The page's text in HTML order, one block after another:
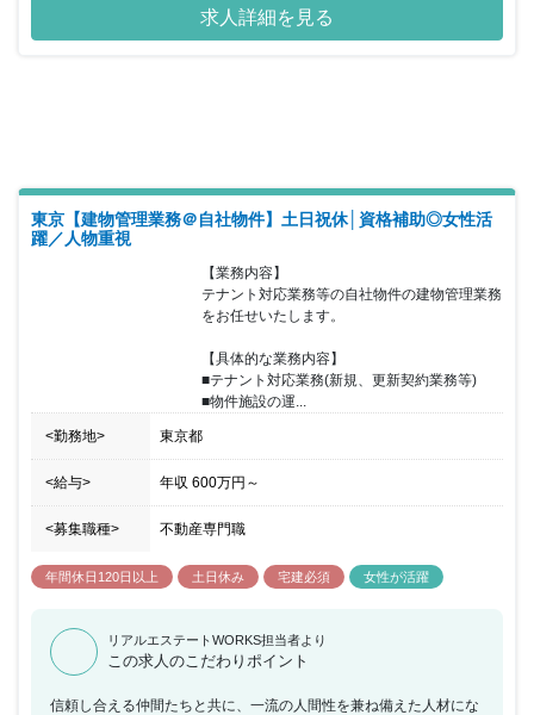
ものではなく、幅広い社内外の関係各所との連携・チームワークと
供に、資金を預かることに対する誠実さ、責任感が求められます。
方には魅力的な職場です。
求人詳細を見る
東京【建物管理業務＠自社物件】土日祝休│資格補助◎女性活
躍／人物重視
【業務内容】
テナント対応業務等の自社物件の建物管理業務
をお任せいたします。
【具体的な業務内容】
■テナント対応業務(新規、更新契約業務等)
■物件施設の運...
<勤務地> 東京都
<給与> 年収 600万円 ～
<募集職種> 不動産専門職
年間休日120日以上 土日休み 宅建必須 女性が活躍
リアルエステートWORKS担当者より
この求人のこだわりポイント
信頼し合える仲間たちと共に、一流の人間性を兼ね備えた人材にな